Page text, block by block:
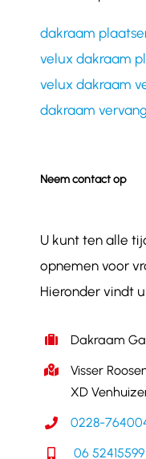
dakraam
velux dakraam
velux dakraam
dakraam
Neem contact op
U kunt ten alle
opnemen voor
Hieronder vindt
Dakraam
Visser
XD
0228-
06 52415599